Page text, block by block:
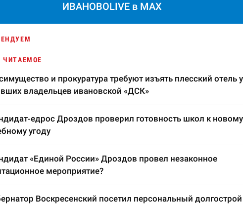
ИВАНОВОLIVE в MAX
ЧИТАЕМОЕ
и прокуратура требуют изъять плесский отель у
владельцев ивановской «ДСК»
едрос Дроздов проверил готовность школ к новому
угоду
«Единой России» Дроздов провел незаконное
мероприятие?
Воскресенский посетил персональный долгострой